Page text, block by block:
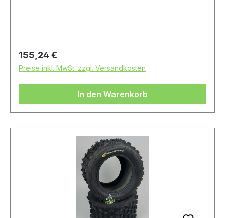
Regulärer Preis:
155,24 €
Preise inkl. MwSt. zzgl. Versandkosten
In den Warenkorb